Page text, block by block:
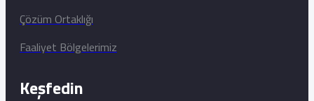
Çözüm Ortaklığı
Faaliyet Bölgelerimiz
Keşfedin